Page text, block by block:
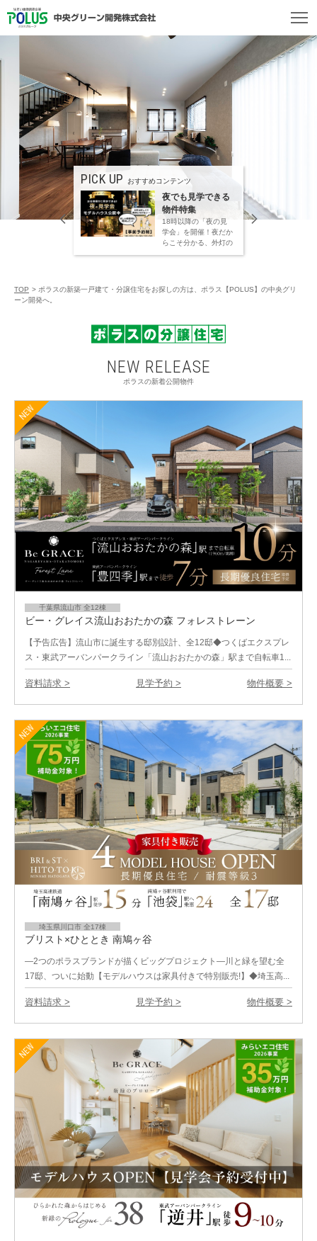
まいフ
る3つの
万円分
PICK UP おすすめコンテンツ
夜でも見学できる
物件特集
18時以降の「夜の見
学会」を開催！夜だか
らこそ分かる、外灯の
けます。
TOP > ポラスの新築一戸建て・分譲住宅をお探しの方は、ポラス【POLUS】の中央グリ
ーン開発へ。
NEW RELEASE
ポラスの新着公開物件
千葉県流山市 全12棟
ビー・グレイス流山おおたかの森 フォレストレーン
【予告広告】流山市に誕生する邸別設計、全12邸◆つくばエクスプレ
ス・東武アーバンパークライン「流山おおたかの森」駅まで自転車1...
資料請求 > 見学予約 > 物件概要 >
埼玉県川口市 全17棟
ブリスト×ひととき 南鳩ヶ谷
―2つのポラスブランドが描くビッグプロジェクト―川と緑を望む全
17邸、ついに始動【モデルハウスは家具付きで特別販売!】◆埼玉高...
資料請求 > 見学予約 > 物件概要 >